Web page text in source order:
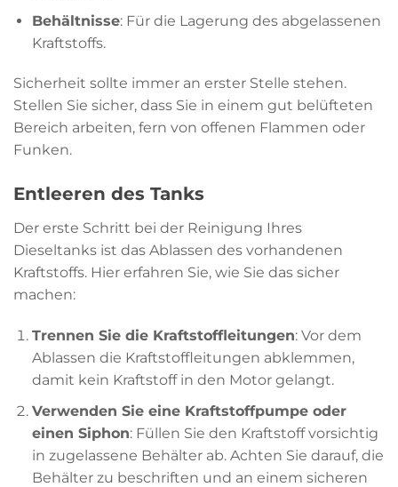
Behältnisse: Für die Lagerung des abgelassenen
Kraftstoffs.
Sicherheit sollte immer an erster Stelle stehen.
Stellen Sie sicher, dass Sie in einem gut belüfteten
Bereich arbeiten, fern von offenen Flammen oder
Funken.
Entleeren des Tanks
Der erste Schritt bei der Reinigung Ihres
Dieseltanks ist das Ablassen des vorhandenen
Kraftstoffs. Hier erfahren Sie, wie Sie das sicher
machen:
Trennen Sie die Kraftstoffleitungen: Vor dem
Ablassen die Kraftstoffleitungen abklemmen,
damit kein Kraftstoff in den Motor gelangt.
Verwenden Sie eine Kraftstoffpumpe oder
einen Siphon: Füllen Sie den Kraftstoff vorsichtig
in zugelassene Behälter ab. Achten Sie darauf, die
Behälter zu beschriften und an einem sicheren